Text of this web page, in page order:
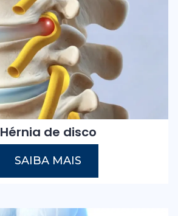
Hérnia de disco
SAIBA MAIS